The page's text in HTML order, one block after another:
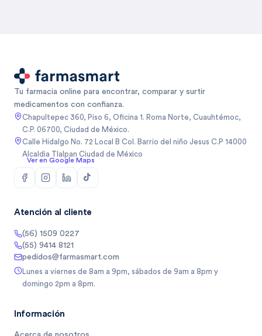
Tu farmacia online para encontrar, comparar y surtir
medicamentos con confianza.
Chapultepec 360, Piso 6, Oficina 1. Roma Norte, Cuauhtémoc,
C.P. 06700, Ciudad de México.
Calle Hidalgo No. 72 Local B Col. Barrio del niño Jesus C.P 14000
Alcaldia Tlalpan Ciudad de México
Ver en Google Maps
Atención al cliente
(56) 1509 0227
(55) 9414 8121
pedidos@farmasmart.com
Lunes a viernes de 8am a 9pm, sábados de 9am a 8pm y
domingo 2pm a 8pm.
Información